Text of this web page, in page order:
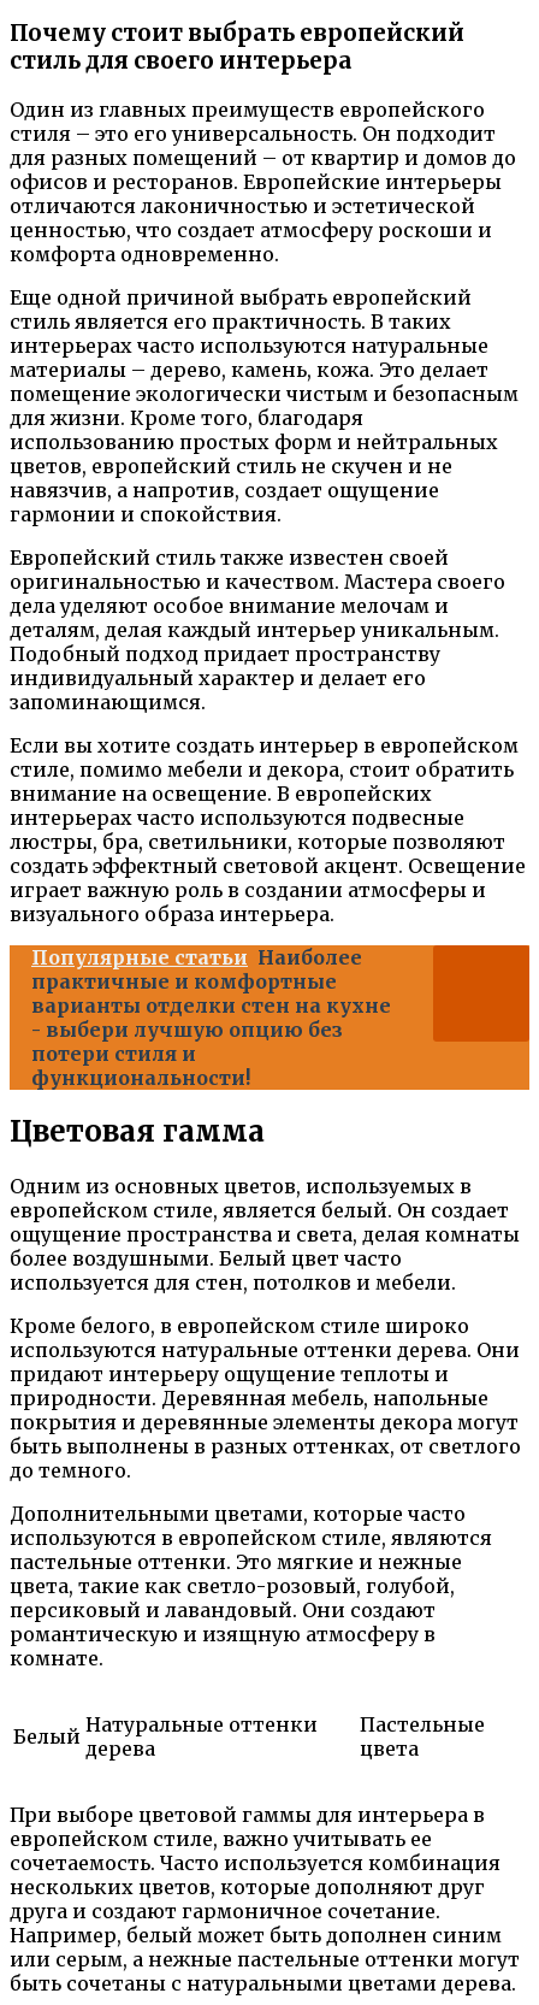
Почему стоит выбрать европейский
стиль для своего интерьера
Один из главных преимуществ европейского
стиля – это его универсальность. Он подходит
для разных помещений – от квартир и домов до
офисов и ресторанов. Европейские интерьеры
отличаются лаконичностью и эстетической
ценностью, что создает атмосферу роскоши и
комфорта одновременно.
Еще одной причиной выбрать европейский
стиль является его практичность. В таких
интерьерах часто используются натуральные
материалы – дерево, камень, кожа. Это делает
помещение экологически чистым и безопасным
для жизни. Кроме того, благодаря
использованию простых форм и нейтральных
цветов, европейский стиль не скучен и не
навязчив, а напротив, создает ощущение
гармонии и спокойствия.
Европейский стиль также известен своей
оригинальностью и качеством. Мастера своего
дела уделяют особое внимание мелочам и
деталям, делая каждый интерьер уникальным.
Подобный подход придает пространству
индивидуальный характер и делает его
запоминающимся.
Если вы хотите создать интерьер в европейском
стиле, помимо мебели и декора, стоит обратить
внимание на освещение. В европейских
интерьерах часто используются подвесные
люстры, бра, светильники, которые позволяют
создать эффектный световой акцент. Освещение
играет важную роль в создании атмосферы и
визуального образа интерьера.
Популярные статьи Наиболее
практичные и комфортные
варианты отделки стен на кухне
- выбери лучшую опцию без
потери стиля и
функциональности!
Цветовая гамма
Одним из основных цветов, используемых в
европейском стиле, является белый. Он создает
ощущение пространства и света, делая комнаты
более воздушными. Белый цвет часто
используется для стен, потолков и мебели.
Кроме белого, в европейском стиле широко
используются натуральные оттенки дерева. Они
придают интерьеру ощущение теплоты и
природности. Деревянная мебель, напольные
покрытия и деревянные элементы декора могут
быть выполнены в разных оттенках, от светлого
до темного.
Дополнительными цветами, которые часто
используются в европейском стиле, являются
пастельные оттенки. Это мягкие и нежные
цвета, такие как светло-розовый, голубой,
персиковый и лавандовый. Они создают
романтическую и изящную атмосферу в
комнате.
Белый Натуральные оттенки
дерева
Пастельные
цвета
При выборе цветовой гаммы для интерьера в
европейском стиле, важно учитывать ее
сочетаемость. Часто используется комбинация
нескольких цветов, которые дополняют друг
друга и создают гармоничное сочетание.
Например, белый может быть дополнен синим
или серым, а нежные пастельные оттенки могут
быть сочетаны с натуральными цветами дерева.